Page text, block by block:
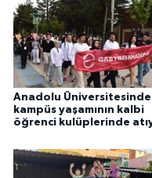
Anadolu Üniversitesinde
kampüs yaşamının kalbi
öğrenci kulüplerinde